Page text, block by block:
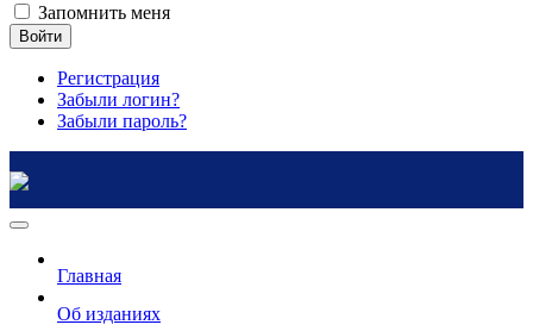
Запомнить меня
Войти
Регистрация
Забыли логин?
Забыли пароль?
Главная
Об изданиях